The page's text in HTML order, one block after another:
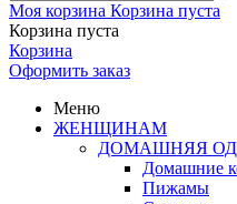
Моя корзина Корзина пуста
Корзина пуста
Корзина
Оформить заказ
Меню
ЖЕНЩИНАМ
ДОМАШНЯЯ
Домашние
Пижамы